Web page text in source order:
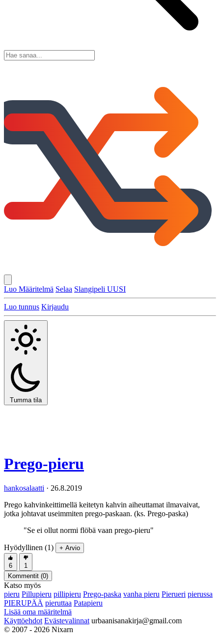
Luo Määritelmä Selaa Slangipeli UUSI
Luo tunnus Kirjaudu
Tumma tila
Prego-pieru
hankosalaatti · 26.8.2019
Prego kahvinkeittimellä keitetyn kahvin aiheuttamat ilmavaivat,
jotka johtavat useimmiten prego-paskaan. (ks. Prego-paska)
"Se ei ollut normi flöbä vaan prego-pieru"
Hyödyllinen (1) + Arvio
6
1
Kommentit (0)
Katso myös
pieru Pillupieru pillipieru Prego-paska vanha pieru Pierueri pierussa
PIERUPÄÄ pieruttaa Patapieru
Lisää oma määritelmä
Käyttöehdot Evästevalinnat urbaanisanakirja@gmail.com
© 2007 - 2026 Nixarn